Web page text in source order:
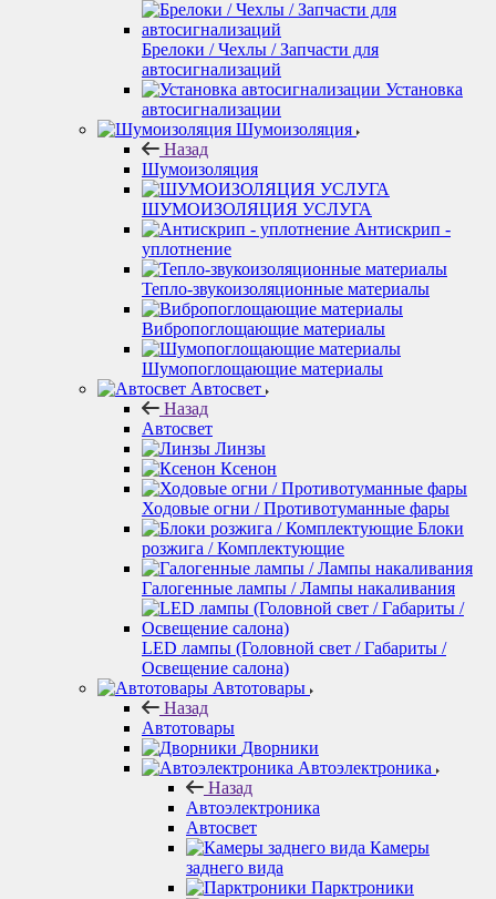
Брелоки / Чехлы / Запчасти для
автосигнализаций
Установка
автосигнализации
Шумоизоляция
Назад
Шумоизоляция
ШУМОИЗОЛЯЦИЯ УСЛУГА
Антискрип -
уплотнение
Тепло-звукоизоляционные материалы
Вибропоглощающие материалы
Шумопоглощающие материалы
Автосвет
Назад
Автосвет
Линзы
Ксенон
Ходовые огни / Противотуманные фары
Блоки
розжига / Комплектующие
Галогенные лампы / Лампы накаливания
LED лампы (Головной свет / Габариты /
Освещение салона)
Автотовары
Назад
Автотовары
Дворники
Автоэлектроника
Назад
Автоэлектроника
Автосвет
Камеры
заднего вида
Парктроники